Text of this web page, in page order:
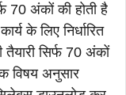
70 अंकों की होती है
के लिए निर्धारित
तैयारी सिर्फ 70 अंकों
विषय अनुसार